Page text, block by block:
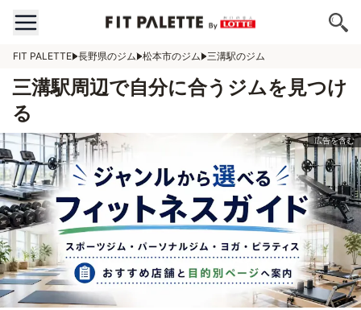
FIT PALETTE 長野県のジム 松本市のジム 三溝駅のジム
三溝駅周辺で自分に合うジムを見つけ
る